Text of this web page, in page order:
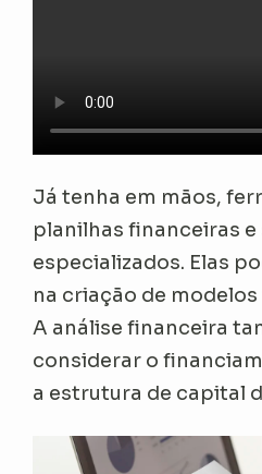
Já tenha em mãos,
planilhas financeiras
especializados. Elas
na criação de
A análise financeira
considerar o
a estrutura de capital